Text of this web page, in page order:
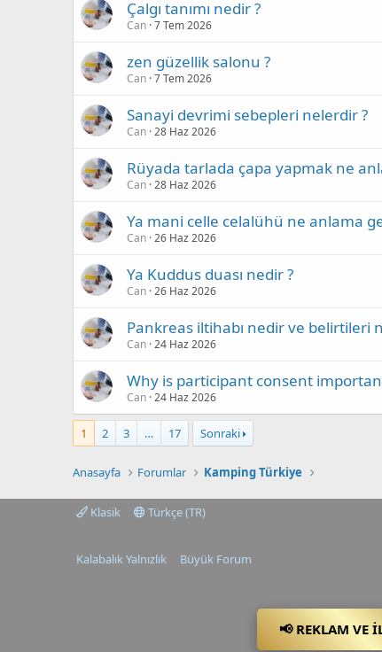
Çalgı tanımı nedir ?
Can 7 Tem 2026
zen güzellik salonu ?
Can 7 Tem 2026
Sanayi devrimi sebepleri nelerdir ?
Can 28 Haz 2026
Rüyada tarlada çapa yapmak ne
Can 28 Haz 2026
Ya mani celle celalühü ne anlama
Can 26 Haz 2026
Ya Kuddus duası nedir ?
Can 26 Haz 2026
Pankreas iltihabı nedir ve belirtileri
Can 24 Haz 2026
Why is participant consent
Can 24 Haz 2026
1 2 3 … 17 Sonraki
Anasayfa Forumlar Kamping Türkiye
Klasik Türkçe (TR)
Kalabalık Yalnızlık Büyük Forum
📢 REKLAM VE